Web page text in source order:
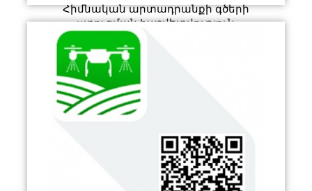
Հիմնական արտադրանքի գծերի
ստուգման հաշվետվություն